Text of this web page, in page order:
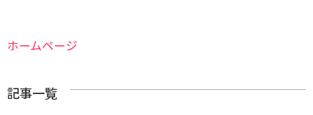
ホームページ
記事一覧